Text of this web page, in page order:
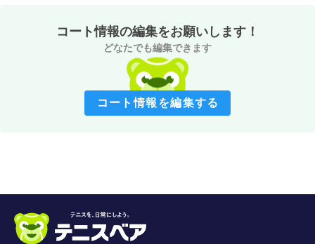
コート情報の編集をお願いします！
どなたでも編集できます
コート情報を編集する